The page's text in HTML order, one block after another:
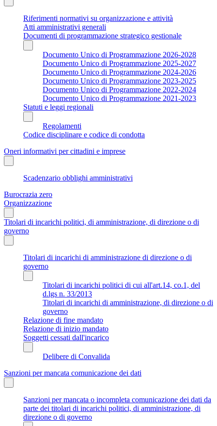
Riferimenti normativi su organizzazione e attività
Atti amministrativi generali
Documenti di programmazione strategico gestionale
Documento Unico di Programmazione 2026-2028
Documento Unico di Programmazione 2025-2027
Documento Unico di Programmazione 2024-2026
Documento Unico di Programmazione 2023-2025
Documento Unico di Programmazione 2022-2024
Documento Unico di Programmazione 2021-2023
Statuti e leggi regionali
Regolamenti
Codice disciplinare e codice di condotta
Oneri informativi per cittadini e imprese
Scadenzario obblighi amministrativi
Burocrazia zero
Organizzazione
Titolari di incarichi politici, di amministrazione, di direzione o di
governo
Titolari di incarichi di amministrazione di direzione o di
governo
Titolari di incarichi politici di cui all'art.14, co.1, del
d.lgs n. 33/2013
Titolari di incarichi di amministrazione, di direzione o di
governo
Relazione di fine mandato
Relazione di inizio mandato
Soggetti cessati dall'incarico
Delibere di Convalida
Sanzioni per mancata comunicazione dei dati
Sanzioni per mancata o incompleta comunicazione dei dati da
parte dei titolari di incarichi politici, di amministrazione, di
direzione o di governo